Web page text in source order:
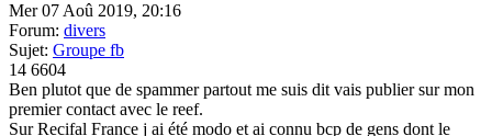
Mer 07 Aoû 2019, 20:16
Forum: divers
Sujet: Groupe fb
14 6604
Ben plutot que de spammer partout me suis dit vais publier sur mon
premier contact avec le reef.
Sur Recifal France j ai été modo et ai connu bcp de gens dont le